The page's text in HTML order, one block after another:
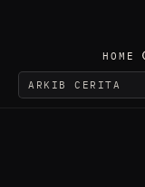
HOME